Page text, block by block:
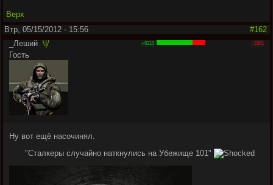
Верх
Втр, 05/15/2012 - 15:56
#162
_Леший \|/
Гость
+6210 -2361
Ну вот ещё насочинял.
"Сталкеры случайно наткнулись на Убежище 101"